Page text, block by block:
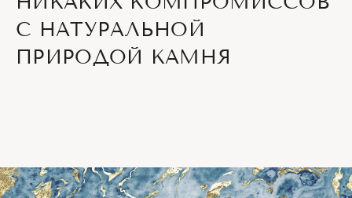
С НАТУРАЛЬНОЙ
ПРИРОДОЙ КАМНЯ